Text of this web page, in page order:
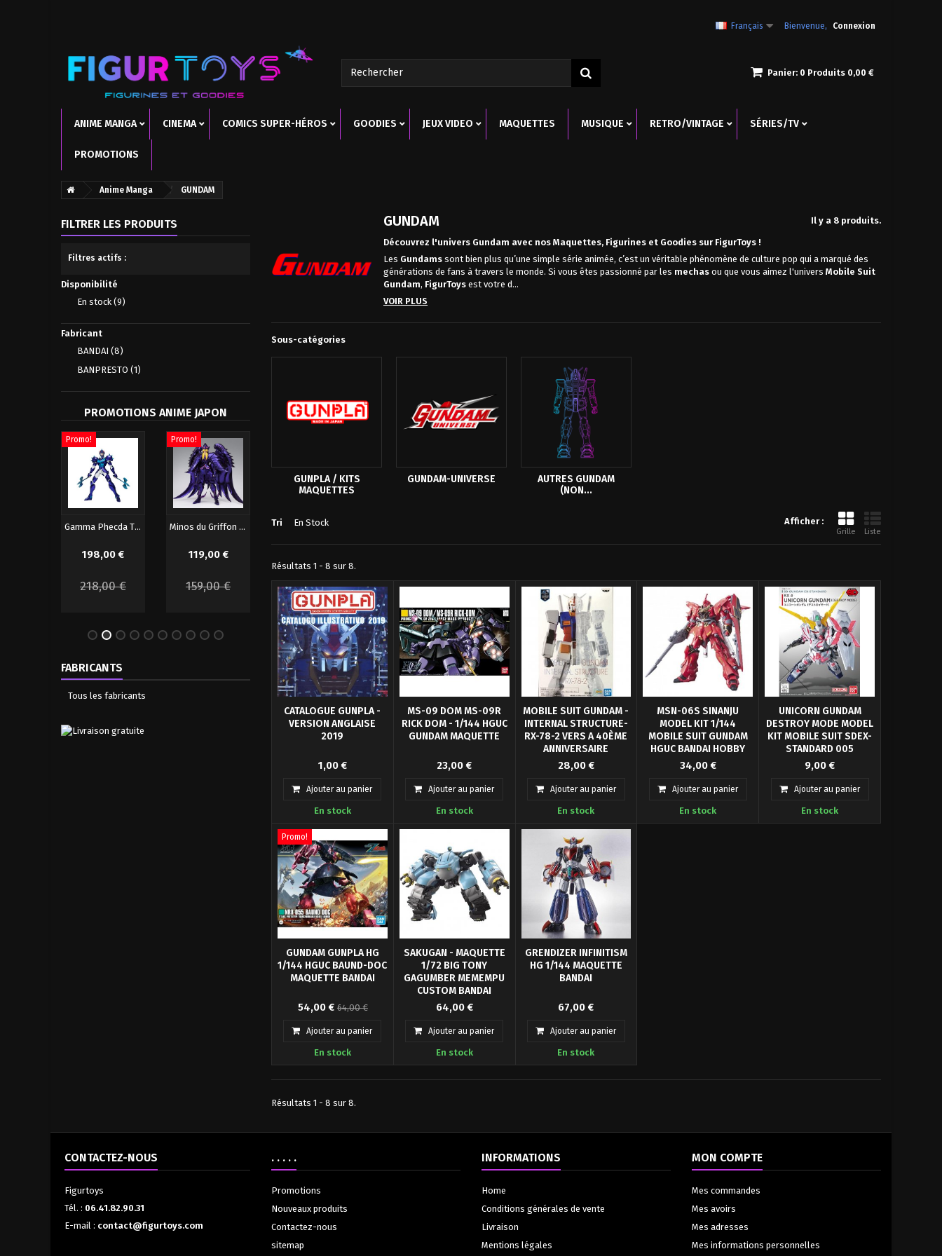
Bienvenue, Connexion
Français
Panier: 0 Produits 0,00 €
ANIME MANGA CINEMA COMICS SUPER-HÉROS GOODIES JEUX VIDEO MAQUETTES MUSIQUE RETRO/VINTAGE SÉRIES/TV
PROMOTIONS
Anime Manga GUNDAM
FILTRER LES PRODUITS
Filtres actifs :
Disponibilité
En stock (9)
Fabricant
BANDAI (8)
BANPRESTO (1)
PROMOTIONS ANIME JAPON
Promo!
Gamma Phecda Thor Saint Seiya Figurine...
198,00 €
218,00 €
Promo!
Minos du Griffon Original Color Edition...
119,00 €
159,00 €
Power Rangers Lightning Collection...
FABRICANTS
Tous les fabricants
GUNDAM Il y a 8 produits.
Découvrez l'univers Gundam avec nos Maquettes, Figurines et Goodies sur FigurToys !
Les Gundams sont bien plus qu’une simple série animée, c’est un véritable phénomène de culture pop qui a marqué des
générations de fans à travers le monde. Si vous êtes passionné par les mechas ou que vous aimez l'univers Mobile Suit
Gundam, FigurToys est votre d...
VOIR PLUS
Sous-catégories
GUNPLA / KITS
MAQUETTES
GUNDAM-UNIVERSE
AUTRES GUNDAM
(NON...
Afficher :
Grille Liste
Tri En Stock
Résultats 1 - 8 sur 8.
CATALOGUE GUNPLA -
VERSION ANGLAISE
2019
Catalogue Gunpla édition
anglaise.
1,00 €
Ajouter au panier
En stock
MS-09 DOM MS-09R
RICK DOM - 1/144 HGUC
GUNDAM MAQUETTE
Pour ceux d'entre vous qui
savent faire la différence,
ce kit vous permet de
un Rick-Dom!
23,00 €
Ajouter au panier
En stock
MOBILE SUIT GUNDAM -
INTERNAL STRUCTURE-
RX-78-2 VERS A 40ÈME
ANNIVERSAIRE
RX 78-2 À moitié
transparent "Internal
Structure" pour célébrez
28,00 €
Ajouter au panier
En stock
MSN-06S SINANJU
MODEL KIT 1/144
MOBILE SUIT GUNDAM
HGUC BANDAI HOBBY
Bandai Hobby présente
dans la collection Gunpla
HG (High Grade) le kit de
1/144 pour assembler la
figurine MSN-06S Sinanju,
34,00 €
Ajouter au panier
En stock
UNICORN GUNDAM
DESTROY MODE MODEL
KIT MOBILE SUIT SDEX-
STANDARD 005
MK57966
Bandai Hobby présente au
sein de la collection SD
Gundam Ex-Standard, la
la figurine RX-0 Unicorn
Gundam (Destroy Mode),
9,00 €
Ajouter au panier
En stock
Promo!
GUNDAM GUNPLA HG
1/144 HGUC BAUND-DOC
MAQUETTE BANDAI
Maquette Bandai Gundam
en PVC et facile à
assembler sans colle ni
54,00 € 64,00 €
Ajouter au panier
En stock
SAKUGAN - MAQUETTE
1/72 BIG TONY
GAGUMBER MEMEMPU
CUSTOM BANDAI
- Figurine Gundam
articulée à
assembler- Système de
nécessite ni colle ni
peinture- Produit vendu
dans une boite cartonnée
64,00 €
Ajouter au panier
En stock
GRENDIZER INFINITISM
HG 1/144 MAQUETTE
BANDAI
Bandai Hobby présente au
sein de la collection HG
(Hight Grade) la maquette
Grendizer Infinitism, basé
sur l'esthétique du film
"Mazinger Z: Infinity".
67,00 €
Ajouter au panier
En stock
Résultats 1 - 8 sur 8.
CONTACTEZ-NOUS
Figurtoys
Tél. : 06.41.82.90.31
E-mail : contact@figurtoys.com
. . . . .
Promotions
Nouveaux produits
Contactez-nous
sitemap
INFORMATIONS
Home
Conditions générales de vente
Livraison
Mentions légales
MON COMPTE
Mes commandes
Mes avoirs
Mes adresses
Mes informations personnelles